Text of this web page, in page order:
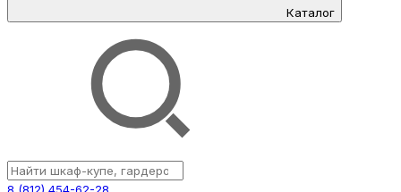
Каталог